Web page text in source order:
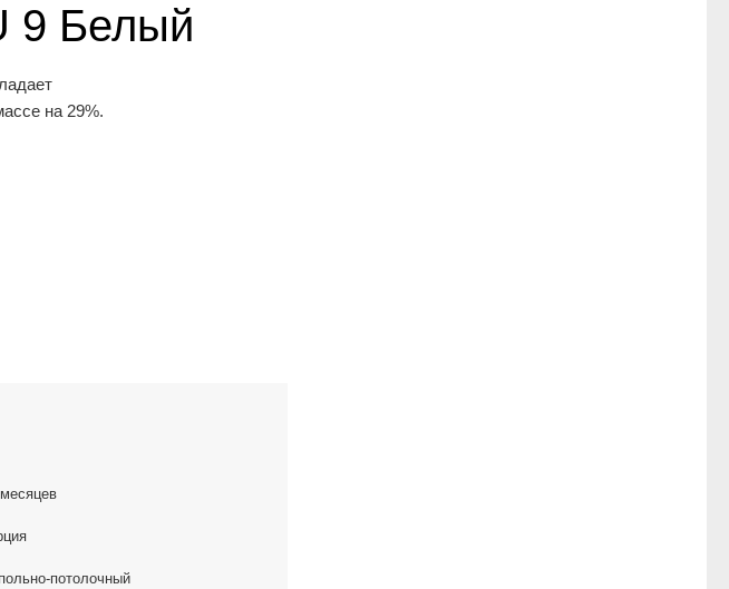
9 Белый
на 29%.
потолочный